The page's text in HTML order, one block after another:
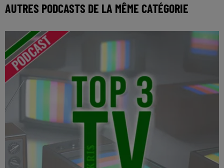
AUTRES PODCASTS DE LA MÊME CATÉGORIE